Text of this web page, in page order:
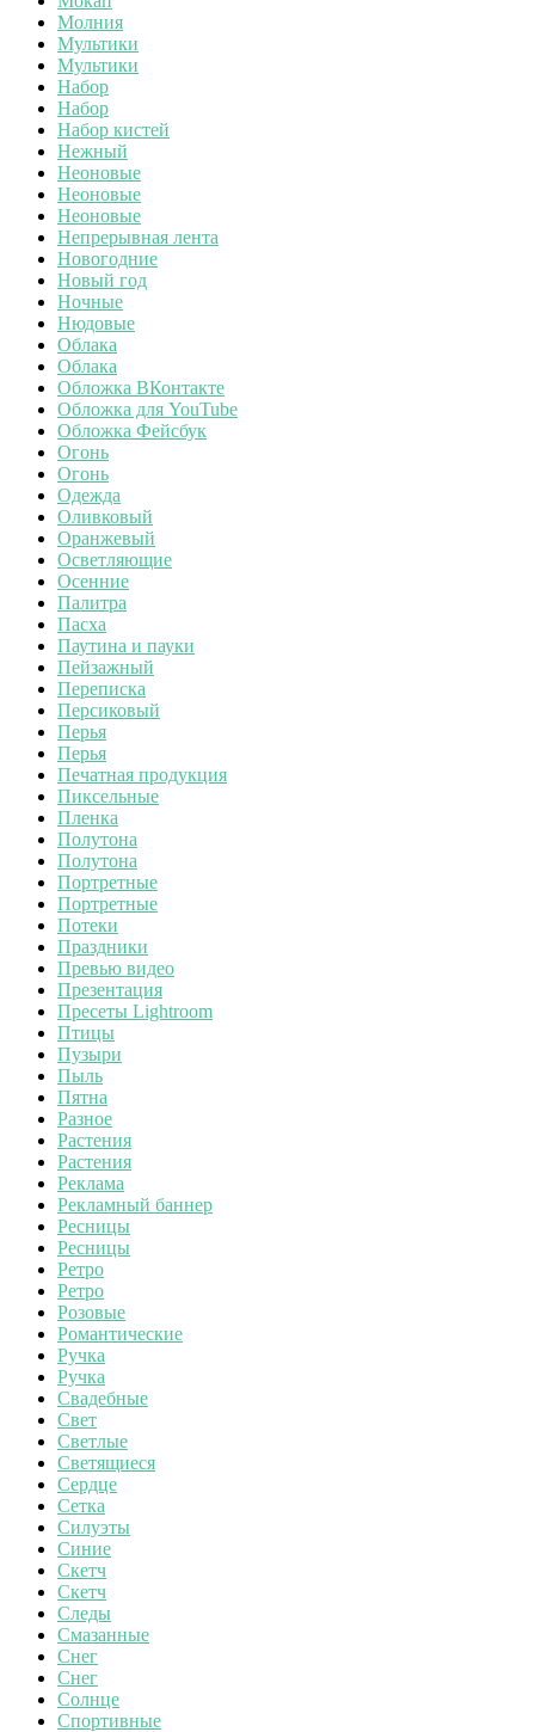
Молния
Мультики
Мультики
Набор
Набор
Набор кистей
Нежный
Неоновые
Неоновые
Неоновые
Непрерывная лента
Новогодние
Новый год
Ночные
Нюдовые
Облака
Облака
Обложка ВКонтакте
Обложка для YouTube
Обложка Фейсбук
Огонь
Огонь
Одежда
Оливковый
Оранжевый
Осветляющие
Осенние
Палитра
Пасха
Паутина и пауки
Пейзажный
Переписка
Персиковый
Перья
Перья
Печатная продукция
Пиксельные
Пленка
Полутона
Полутона
Портретные
Портретные
Потеки
Праздники
Превью видео
Презентация
Пресеты Lightroom
Птицы
Пузыри
Пыль
Пятна
Разное
Растения
Растения
Реклама
Рекламный баннер
Ресницы
Ресницы
Ретро
Ретро
Розовые
Романтические
Ручка
Ручка
Свадебные
Свет
Светлые
Светящиеся
Сердце
Сетка
Силуэты
Синие
Скетч
Скетч
Следы
Смазанные
Снег
Снег
Солнце
Спортивные